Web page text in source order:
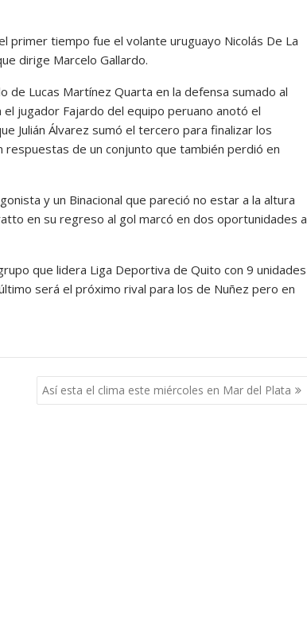
tiempo fue el volante uruguayo Nicolás De La
dirige Marcelo Gallardo.
de Lucas Martínez Quarta en la defensa sumado al
jugador Fajardo del equipo peruano anotó el
Julián Álvarez sumó el tercero para finalizar los
de un conjunto que también perdió en
y un Binacional que pareció no estar a la altura
en su regreso al gol marcó en dos oportunidades a
que lidera Liga Deportiva de Quito con 9 unidades
será el próximo rival para los de Nuñez pero en
Así esta el clima este miércoles en Mar del Plata